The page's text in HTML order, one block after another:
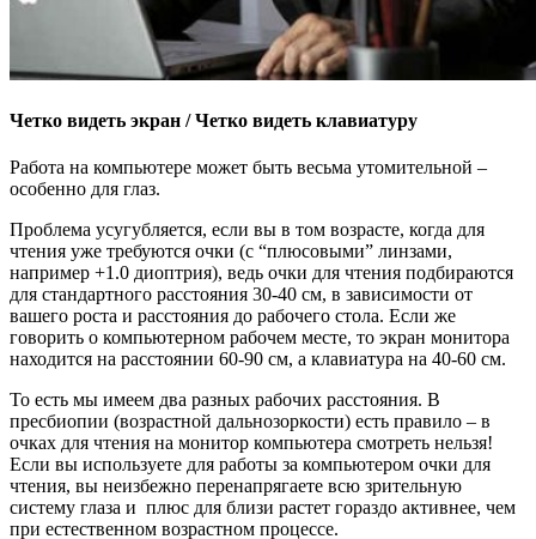
Четко видеть экран / Четко видеть клавиатуру
Работа на компьютере может быть весьма утомительной –
особенно для глаз.
Проблема усугубляется, если вы в том возрасте, когда для
чтения уже требуются очки (с “плюсовыми” линзами,
например +1.0 диоптрия), ведь очки для чтения подбираются
для стандартного расстояния 30-40 см, в зависимости от
вашего роста и расстояния до рабочего стола. Если же
говорить о компьютерном рабочем месте, то экран монитора
находится на расстоянии 60-90 см, а клавиатура на 40-60 см.
То есть мы имеем два разных рабочих расстояния. В
пресбиопии (возрастной дальнозоркости) есть правило – в
очках для чтения на монитор компьютера смотреть нельзя!
Если вы используете для работы за компьютером очки для
чтения, вы неизбежно перенапрягаете всю зрительную
систему глаза и плюс для близи растет гораздо активнее, чем
при естественном возрастном процессе.